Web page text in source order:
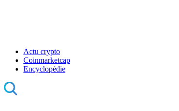
Actu crypto
Coinmarketcap
Encyclopédie